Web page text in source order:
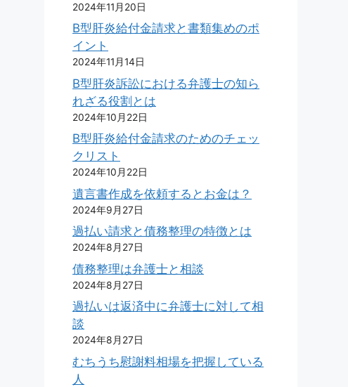
2024年11月20日
B型肝炎給付金請求と書類集めのポ
イント
2024年11月14日
B型肝炎訴訟における弁護士の知ら
れざる役割とは
2024年10月22日
B型肝炎給付金請求のためのチェッ
クリスト
2024年10月22日
遺言書作成を依頼するとお金は？
2024年9月27日
過払い請求と債務整理の特徴とは
2024年8月27日
債務整理は弁護士と相談
2024年8月27日
過払いは返済中に弁護士に対して相
談
2024年8月27日
むちうち慰謝料相場を把握している
人